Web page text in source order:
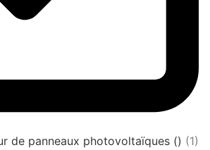
de panneaux photovoltaïques () (1)